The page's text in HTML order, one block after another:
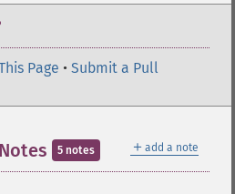
Page • Submit a Pull
＋ add a note
5 notes